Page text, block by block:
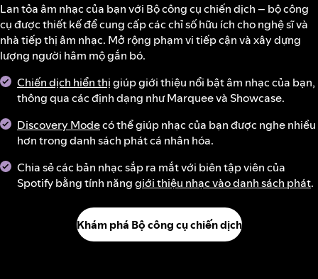
Lan tỏa âm nhạc của bạn với Bộ công cụ chiến dịch – bộ công
cụ được thiết kế để cung cấp các chỉ số hữu ích cho nghệ sĩ và
nhà tiếp thị âm nhạc. Mở rộng phạm vi tiếp cận và xây dựng
lượng người hâm mộ gắn bó.
Chiến dịch hiển thịgiúp giới thiệu nổi bật âm nhạc của bạn,
thông qua các định dạng như Marquee và Showcase.
Discovery Modecó thể giúp nhạc của bạn được nghe nhiều
hơn trong danh sách phát cá nhân hóa.
Chia sẻ các bản nhạc sắp ra mắt với biên tập viên của
Spotify bằng tính nănggiới thiệu nhạc vào danh sách phát.
Khám phá Bộ công cụ chiến dịch